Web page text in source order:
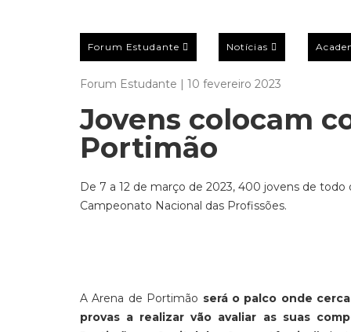
Forum Estudante Notícias
Forum Estudante | 10 fevereiro 2023
Jovens colocam
Portimão
De 7 a 12 de março de 2023, 400 jovens de
Campeonato Nacional das Profissões.
A Arena de Portimão será o palco onde
provas a realizar vão avaliar as suas